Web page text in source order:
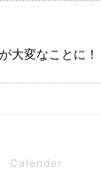
大変なことに！
Calender